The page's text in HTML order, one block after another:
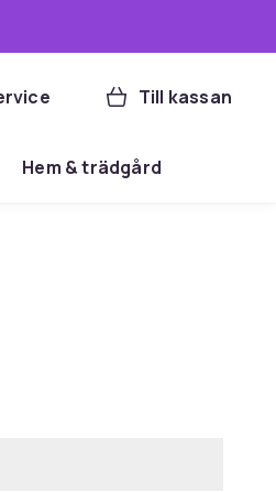
Till kassan
Hem & trädgård